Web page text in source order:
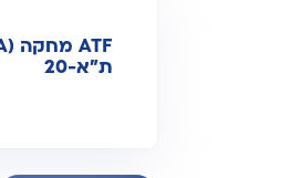
ת"א-20